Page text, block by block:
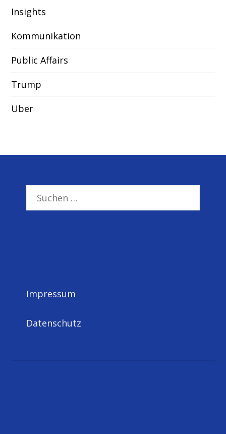
Insights
Kommunikation
Public Affairs
Trump
Uber
Suchen
Impressum
Datenschutz